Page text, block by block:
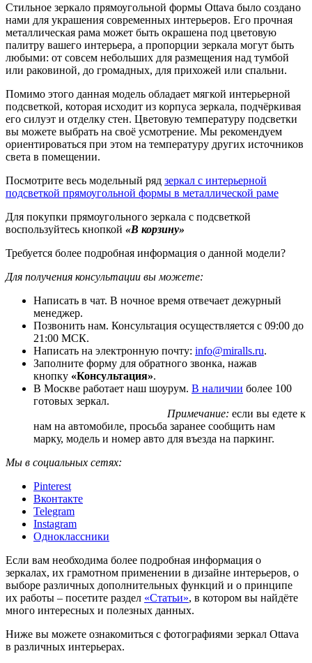
Стильное зеркало прямоугольной формы Ottava было создано
нами для украшения современных интерьеров. Его прочная
металлическая рама может быть окрашена под цветовую
палитру вашего интерьера, а пропорции зеркала могут быть
любыми: от совсем небольших для размещения над тумбой
или раковиной, до громадных, для прихожей или спальни.
Помимо этого данная модель обладает мягкой интерьерной
подсветкой, которая исходит из корпуса зеркала, подчёркивая
его силуэт и отделку стен. Цветовую температуру подсветки
вы можете выбрать на своё усмотрение. Мы рекомендуем
ориентироваться при этом на температуру других источников
света в помещении.
Посмотрите весь модельный ряд зеркал с интерьерной
подсветкой прямоугольной формы в металлической раме
Для покупки прямоугольного зеркала с подсветкой
воспользуйтесь кнопкой «В корзину»
Требуется более подробная информация о данной модели?
Для получения консультации вы можете:
Написать в чат. В ночное время отвечает дежурный
менеджер.
Позвонить нам. Консультация осуществляется с 09:00 до
21:00 МСК.
Написать на электронную почту: info@miralls.ru.
Заполните форму для обратного звонка, нажав
кнопку «Консультация».
В Москве работает наш шоурум. В наличии более 100
готовых зеркал.
Примечание: если вы едете к
нам на автомобиле, просьба заранее сообщить нам
марку, модель и номер авто для въезда на паркинг.
Мы в социальных сетях:
Pinterest
Вконтакте
Telegram
Instagram
Одноклассники
Если вам необходима более подробная информация о
зеркалах, их грамотном применении в дизайне интерьеров, о
выборе различных дополнительных функций и о принципе
их работы – посетите раздел «Статьи», в котором вы найдёте
много интересных и полезных данных.
Ниже вы можете ознакомиться с фотографиями зеркал Ottava
в различных интерьерах.